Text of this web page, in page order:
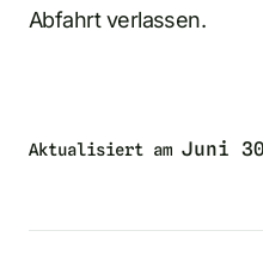
Abfahrt verlassen.
Aktualisiert am Juni